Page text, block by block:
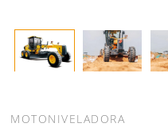
MOTONIVELADORA